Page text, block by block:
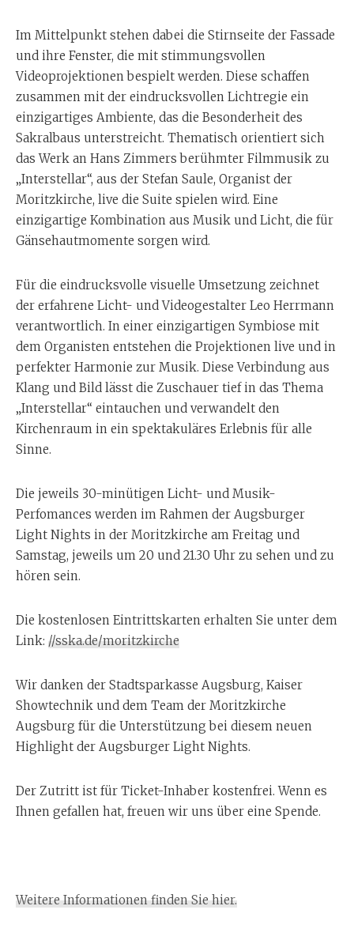
Im Mittelpunkt stehen dabei die Stirnseite der Fassade
und ihre Fenster, die mit stimmungsvollen
Videoprojektionen bespielt werden. Diese schaffen
zusammen mit der eindrucksvollen Lichtregie ein
einzigartiges Ambiente, das die Besonderheit des
Sakralbaus unterstreicht. Thematisch orientiert sich
das Werk an Hans Zimmers berühmter Filmmusik zu
„Interstellar“, aus der Stefan Saule, Organist der
Moritzkirche, live die Suite spielen wird. Eine
einzigartige Kombination aus Musik und Licht, die für
Gänsehautmomente sorgen wird.
Für die eindrucksvolle visuelle Umsetzung zeichnet
der erfahrene Licht- und Videogestalter Leo Herrmann
verantwortlich. In einer einzigartigen Symbiose mit
dem Organisten entstehen die Projektionen live und in
perfekter Harmonie zur Musik. Diese Verbindung aus
Klang und Bild lässt die Zuschauer tief in das Thema
„Interstellar“ eintauchen und verwandelt den
Kirchenraum in ein spektakuläres Erlebnis für alle
Sinne.
Die jeweils 30-minütigen Licht- und Musik-
Perfomances werden im Rahmen der Augsburger
Light Nights in der Moritzkirche am Freitag und
Samstag, jeweils um 20 und 21.30 Uhr zu sehen und zu
hören sein.
Die kostenlosen Eintrittskarten erhalten Sie unter dem
Link: //sska.de/moritzkirche
Wir danken der Stadtsparkasse Augsburg, Kaiser
Showtechnik und dem Team der Moritzkirche
Augsburg für die Unterstützung bei diesem neuen
Highlight der Augsburger Light Nights.
Der Zutritt ist für Ticket-Inhaber kostenfrei. Wenn es
Ihnen gefallen hat, freuen wir uns über eine Spende.
Weitere Informationen finden Sie hier.